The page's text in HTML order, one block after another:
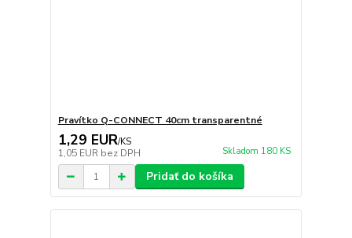
Pravítko Q-CONNECT 40cm transparentné
1,29 EUR/KS
1,05 EUR bez DPH Skladom 180 KS
Pridať do košíka